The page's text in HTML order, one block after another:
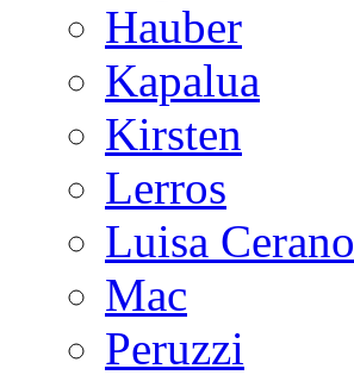
Hauber
Kapalua
Kirsten
Lerros
Luisa Cerano
Mac
Peruzzi